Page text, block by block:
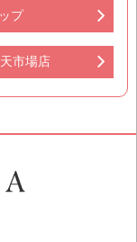
プ
市場店